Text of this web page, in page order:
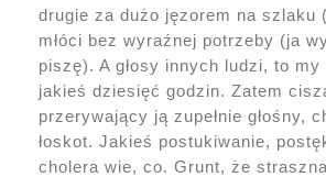
drugie za dużo jęzorem na szlaku
młóci bez wyraźnej potrzeby (ja
piszę). A głosy innych ludzi, to my
jakieś dziesięć godzin. Zatem
przerywający ją zupełnie głośny,
łoskot. Jakieś postukiwanie,
cholera wie, co. Grunt, że